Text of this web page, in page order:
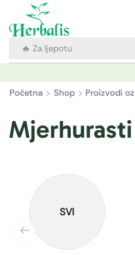
🔥 Za ljepotu
Početna Shop Proizvodi
SVI